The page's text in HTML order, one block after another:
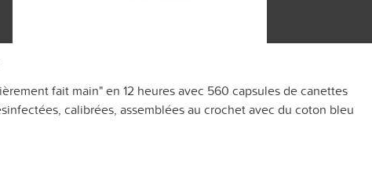
fait main" en 12 heures avec 560 capsules de canettes
calibrées, assemblées au crochet avec du coton bleu